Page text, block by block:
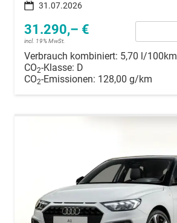
31.07.2026
31.290,– €
incl. 19% MwSt.
Verbrauch kombiniert: 5,70 l/100km
CO2-Klasse: D
CO2-Emissionen: 128,00 g/km